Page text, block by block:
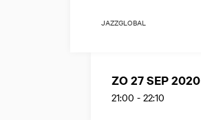
JAZZGLOBAL
ZO 27 SEP 2020
21:00 - 22:10